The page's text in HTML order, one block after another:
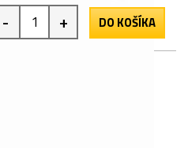
- + DO KOŠÍKA